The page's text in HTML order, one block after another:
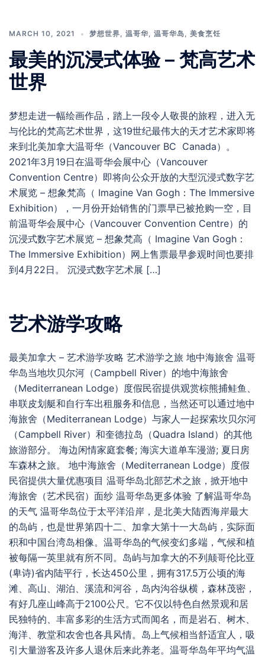
MARCH 10, 2021 梦想世界, 温哥华, 温哥华岛, 美食烹饪
最美的沉浸式体验 – 梵高艺术
世界
梦想走进一幅绘画作品，踏上一段令人敬畏的旅程，进入无
与伦比的梵高艺术世界，这19世纪最伟大的天才艺术家即将
来到北美加拿大温哥华（Vancouver BC Canada）。
2021年3月19日在温哥华会展中心（Vancouver
Convention Centre）即将向公众开放的大型沉浸式数字艺
术展览 – 想象梵高（ Imagine Van Gogh：The Immersive
Exhibition），一月份开始销售的门票早已被抢购一空，目
前温哥华会展中心（Vancouver Convention Centre）的
沉浸式数字艺术展览 – 想象梵高（ Imagine Van Gogh：
The Immersive Exhibition）网上售票最早参观时间也要排
到4月22日。 沉浸式数字艺术展 […]
艺术游学攻略
最美加拿大 – 艺术游学攻略 艺术游学之旅 地中海旅舍 温哥
华岛当地坎贝尔河（Campbell River）的地中海旅舍
（Mediterranean Lodge）度假民宿提供观赏棕熊捕鲑鱼、
串联皮划艇和自行车出租服务和信息，当然还可以通过地中
海旅舍（Mediterranean Lodge）与家人一起探索坎贝尔河
（Campbell River）和奎德拉岛（Quadra Island）的其他
旅游部分。 海边闲情家庭套餐; 海滨大道单车漫游; 夏日房
车森林之旅。 地中海旅舍（Mediterranean Lodge）度假
民宿提供大量优惠项目 温哥华岛北部艺术之旅，掀开地中
海旅舍（艺术民宿）面纱 温哥华岛更多体验 了解温哥华岛
的天气 温哥华岛位于太平洋沿岸，是北美大陆西海岸最大
的岛屿，也是世界第四十二、加拿大第十一大岛屿，实际面
积和中国台湾岛相像。温哥华岛的气候变幻多端，气候和植
被每隔一英里就有所不同。岛屿与加拿大的不列颠哥伦比亚
(卑诗)省内陆平行，长达450公里，拥有317.5万公顷的海
滩、高山、湖泊、溪流和河谷，岛内沟谷纵横，森林茂密，
有好几座山峰高于2100公尺。它不仅以特色自然景观和居
民独特的、丰富多彩的生活方式而闻名，而是岩石、树木、
海洋、教堂和农舍也各具风情。岛上气候相当舒适宜人，吸
引大量游客及许多人退休后来此养老。温哥华岛年平均气温